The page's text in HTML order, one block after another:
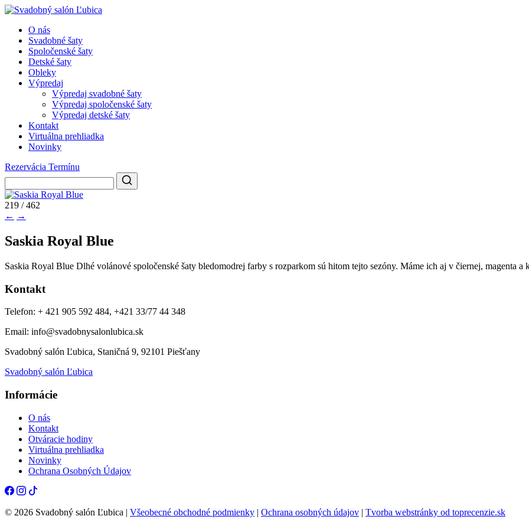
O nás
Svadobné šaty
Spoločenské šaty
Detské šaty
Obleky
Výpredaj
Výpredaj svadobné šaty
Výpredaj spoločenské šaty
Výpredaj detské šaty
Kontakt
Virtuálna prehliadka
Novinky
Rezervácia Termínu
219 / 462
← →
Saskia Royal Blue
Saskia Royal Blue Dlhé volánové spoločenské šaty bledomodrej farby s rozparkom sú hitom tejto sezóny. Máme ich aj v čiernej, magenta
Kontakt
Telefon: + 421 905 592 484, +421 33/77 44 348
Email: info@svadobnysalonlubica.sk
Svadobný salón Ľubica, Staničná 9, 92101 Piešťany
Svadobný salón Ľubica
Informácie
O nás
Kontakt
Otváracie hodiny
Virtuálna prehliadka
Novinky
Ochrana Osobných Údajov
© 2026 Svadobný salón Ľubica | Všeobecné obchodné podmienky | Ochrana osobných údajov | Tvorba webstránky od toprecenzie.sk